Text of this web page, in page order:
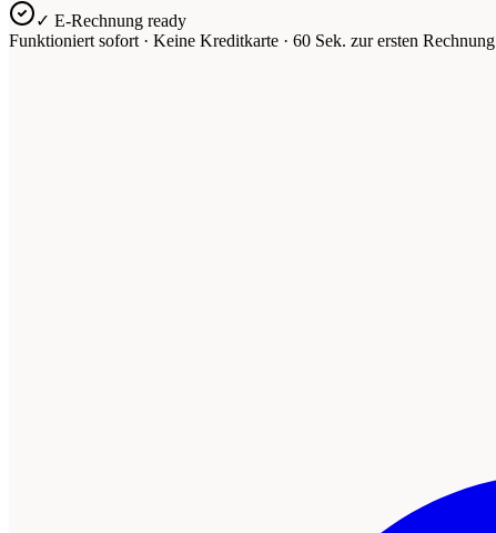
✓ E-Rechnung ready
Funktioniert sofort · Keine Kreditkarte · 60 Sek. zur ersten Rechnung